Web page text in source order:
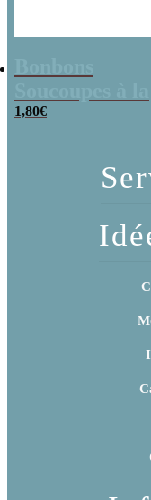
poudre (x20)
1,80€